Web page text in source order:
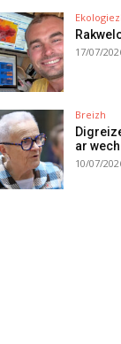
17/07/
Breizh
ar
10/07/